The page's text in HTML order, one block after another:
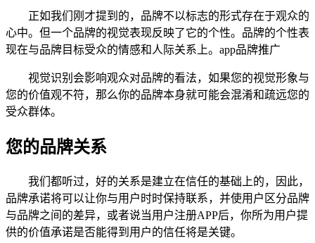
正如我们刚才提到的，品牌不以标志的形式存在于观众的
心中。但一个品牌的视觉表现反映了它的个性。品牌的个性表
现在与品牌目标受众的情感和人际关系上。app品牌推广
视觉识别会影响观众对品牌的看法，如果您的视觉形象与
您的价值观不符，那么你的品牌本身就可能会混淆和疏远您的
受众群体。
您的品牌关系
我们都听过，好的关系是建立在信任的基础上的，因此，
品牌承诺将可以让你与用户时时保持联系，并使用户区分品牌
与品牌之间的差异，或者说当用户注册APP后，你所为用户提
供的价值承诺是否能得到用户的信任将是关键。